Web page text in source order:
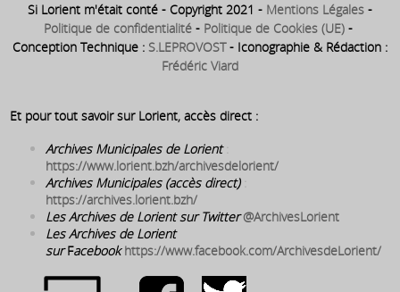
Si Lorient m'était conté - Copyright 2021 - Mentions Légales -
Politique de confidentialité - Politique de Cookies (UE) -
Conception Technique : S.LEPROVOST- Iconographie & Rédaction :
Frédéric Viard
Et pour tout savoir sur Lorient, accès direct :
Archives Municipales de Lorient
https://www.lorient.bzh/archivesdelorient/
Archives Municipales (accès direct):
https://archives.lorient.bzh/
Les Archives de Lorient sur Twitter @ArchivesLorient
Les Archives de Lorient
sur Facebook https://www.facebook.com/ArchivesdeLorient/